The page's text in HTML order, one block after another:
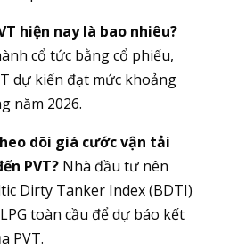
hiện nay là bao nhiêu?
cổ tức bằng cổ phiếu,
dự kiến đạt mức khoảng
năm 2026.
dõi giá cước vận tải
PVT?Nhà đầu tư nên
Dirty Tanker Index (BDTI)
toàn cầu để dự báo kết
PVT.